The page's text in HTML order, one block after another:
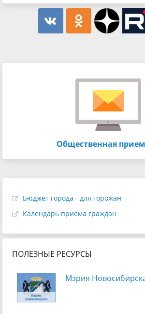
Общественная
Бюджет города - для горожан
Календарь приема граждан
ПОЛЕЗНЫЕ РЕСУРСЫ
Мэрия